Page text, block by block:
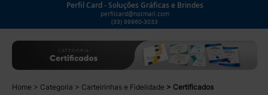
Perfil Card - Soluções Gráficas e Brindes
perfilcard@hotmail.com
(33) 99960-3033
Home Categoria Carteirinhas e Fidelidade Certificados